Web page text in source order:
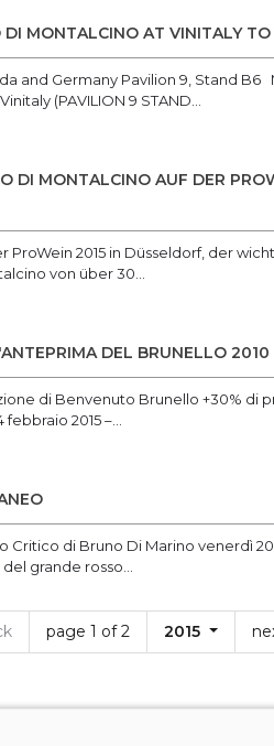
MONTALCINO AT VINITALY
and Germany Pavilion 9, Stand B6
(PAVILION 9 STAND...
DI MONTALCINO AUF DER
ProWein 2015 in Düsseldorf, der
von über 30...
DEL BRUNELLO 2010
di Benvenuto Brunello +30%
2015 –...
di Bruno Di Marino venerdì
grande rosso...
page 1 of 2 2015